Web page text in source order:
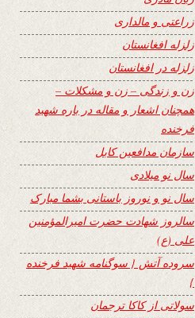
زراعتی و مالداری
زلزله افغانستان
زلزله در افغانستان
زن و زندگی – زن و مشکلات –
همچنان اشعار و مقاله در باره شهید
فرخنده
سازمان مدافعین کابل
سال نو میلادی
سال نو و نوروز باستانی بشما مبارک
سالروز شهادت حضرت امیرالمؤمنین
علی (ع)
سروده آتش { سوگنامه شهید فرخنده
}
سولاتی از کاکا ترجمان